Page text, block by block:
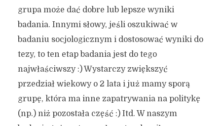
grupa może dać dobre lub lepsze wyniki
badania. Innymi słowy, jeśli oszukiwać w
badaniu socjologicznym i dostosować wyniki do
tezy, to ten etap badania jest do tego
najwłaściwszy :) Wystarczy zwiększyć
przedział wiekowy o 2 lata i już mamy sporą
grupę, która ma inne zapatrywania na politykę
(np.) niż pozostała część :) Itd. W naszym